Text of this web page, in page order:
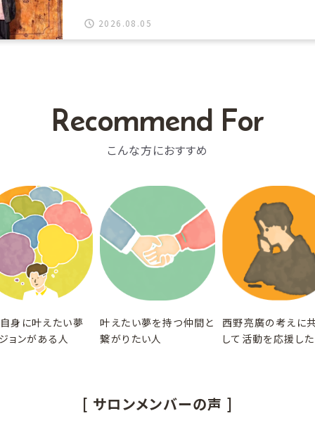
2026.08.05
Recommend For
こんな方におすすめ
身に叶えたい夢
ョンがある人
叶えたい夢を持つ仲間と
繋がりたい人
西野亮廣の考えに
して活動を応援し
[ サロンメンバーの声 ]